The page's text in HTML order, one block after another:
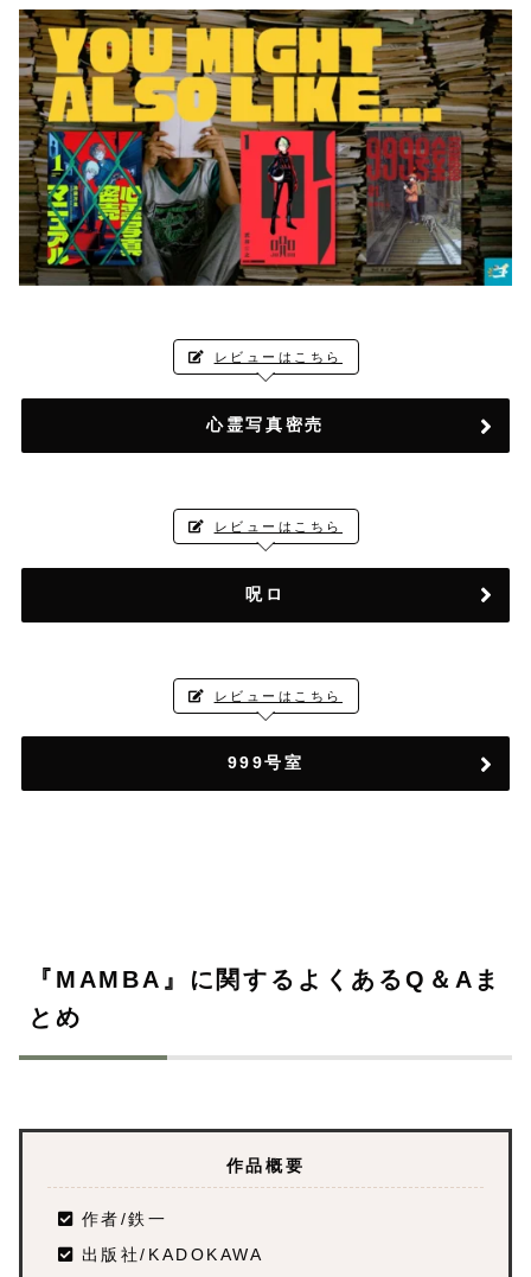
レビューはこちら
心霊写真密売
レビューはこちら
呪ロ
レビューはこちら
999号室
『MAMBA』に関するよくあるQ＆Aま
とめ
作品概要
作者/鉄一
出版社/KADOKAWA